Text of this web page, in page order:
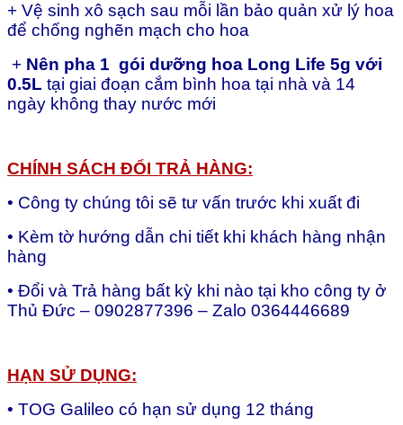
+ Vệ sinh xô sạch sau mỗi lần bảo quản xử lý hoa
để chống nghẽn mạch cho hoa
+ Nên pha 1 gói dưỡng hoa Long Life 5g với
0.5L tại giai đoạn cắm bình hoa tại nhà và 14
ngày không thay nước mới
CHÍNH SÁCH ĐỔI TRẢ HÀNG:
• Công ty chúng tôi sẽ tư vấn trước khi xuất đi
• Kèm tờ hướng dẫn chi tiết khi khách hàng nhận
hàng
• Đổi và Trả hàng bất kỳ khi nào tại kho công ty ở
Thủ Đức – 0902877396 – Zalo 0364446689
HẠN SỬ DỤNG:
• TOG Galileo có hạn sử dụng 12 tháng